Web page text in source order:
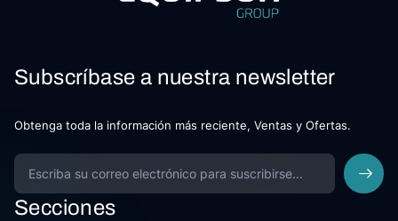
Subscríbase a nuestra newsletter
Obtenga toda la información más reciente, Ventas y Ofertas.
Secciones